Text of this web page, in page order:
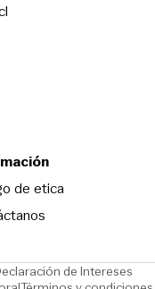
in new window
de eticaOpens in new
in new window
de Intereses